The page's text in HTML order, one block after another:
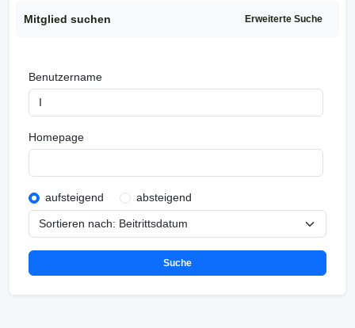
Mitglied suchen Erweiterte Suche
Benutzername
Homepage
aufsteigend absteigend